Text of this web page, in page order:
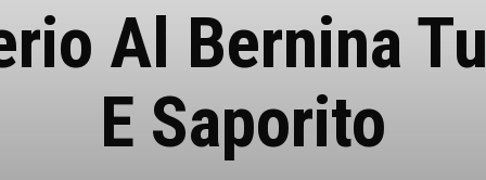
Al Bernina
E Saporito